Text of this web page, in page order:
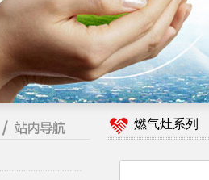
燃气灶系列